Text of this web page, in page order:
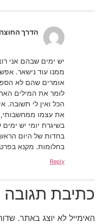
הדרך החוצה
יש ימים שבהם אני
ממנו עוד נישאר.
אומרים שהם לא
לומר את המילים
הכל ואין לי תשובה.
את עצמו
בשיגרת יומי יש
בחדות של היום
בחלומות. מקנא
Reply
כתיבת תגובה
האימייל לא יוצג באתר.